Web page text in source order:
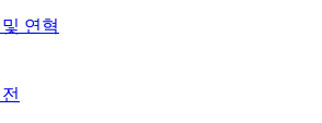
연혁